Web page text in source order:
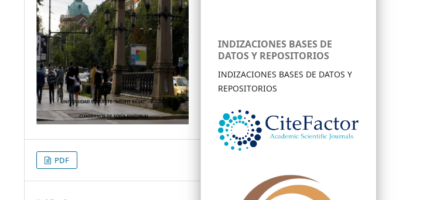
PDF
INDIZACIONES BASES DE
DATOS Y REPOSITORIOS
INDIZACIONES BASES DE DATOS Y
REPOSITORIOS